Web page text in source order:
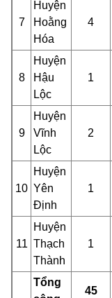
7
Huyện
Hoằng
Hóa
4
8
Huyện
Hậu
Lộc
1
9
Huyện
Vĩnh
Lộc
2
10
Huyện
Yên
Định
1
11
Huyện
Thạch
Thành
1
Tổng
45